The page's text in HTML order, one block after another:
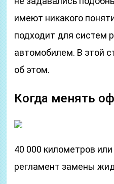
имеют никакого
подходит для систем
автомобилем. В этой
об этом.
Когда менять
40 000 километров
регламент замены